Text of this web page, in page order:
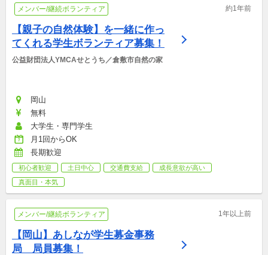
メンバー/継続ボランティア 約1年前
【親子の自然体験】を一緒に作っ
てくれる学生ボランティア募集！
公益財団法人YMCAせとうち／倉敷市自然の家
岡山
無料
大学生・専門学生
月1回からOK
長期歓迎
初心者歓迎 土日中心 交通費支給
成長意欲が高い
真面目・本気
メンバー/継続ボランティア 1年以上前
【岡山】あしなが学生募金事務
局　局員募集！